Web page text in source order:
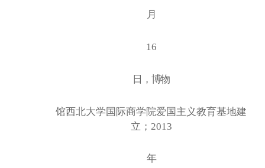
月
16
日，博物
馆西北大学国际商学院爱国主义教育基地建
立； 2013
年